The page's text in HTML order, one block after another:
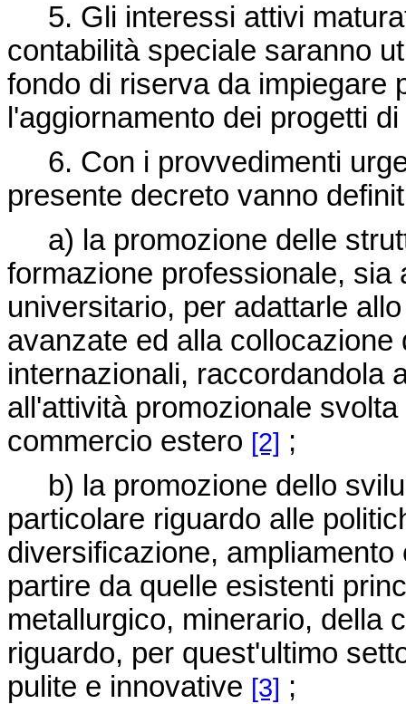
5. Gli interessi attivi
contabilità speciale saranno
fondo di riserva da impiegare
l'aggiornamento dei progetti
6. Con i provvedimenti
presente decreto vanno
a) la promozione delle
formazione professionale,
universitario, per adattarle
avanzate ed alla
internazionali, raccordandola
all'attività promozionale
commercio estero [2] ;
b) la promozione dello
particolare riguardo alle
diversificazione,
partire da quelle esistenti
metallurgico, minerario, della
riguardo, per quest'ultimo
pulite e innovative [3] ;